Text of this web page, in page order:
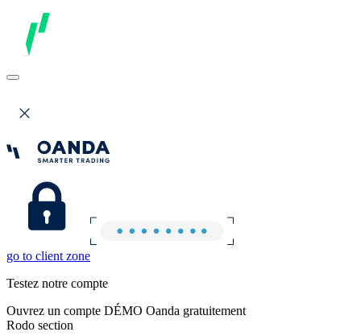
go to client zone
Testez notre compte
Ouvrez un compte DÉMO Oanda gratuitement
Rodo section